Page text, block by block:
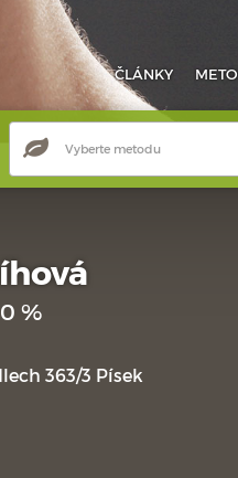
ČLÁNKY
Vyberte metodu
0 %
363/3 Písek